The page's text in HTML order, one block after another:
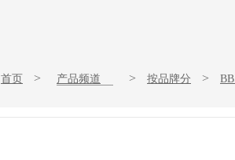
首页 > 产品频道 > 按品牌分 >